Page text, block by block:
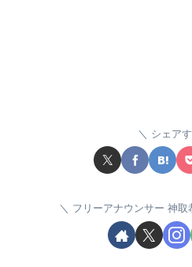
シェア
フリーアナウンサー 神取